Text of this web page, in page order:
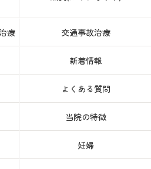
療 交通事故治療
新着情報
よくある質問
当院の特徴
妊婦